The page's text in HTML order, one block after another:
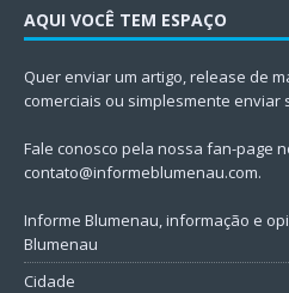
AQUI VOCÊ TEM ESPAÇO
Quer enviar um artigo, release de
comerciais ou simplesmente enviar
Fale conosco pela nossa fan-page
contato@informeblumenau.com.
Informe Blumenau, informação e
Blumenau
Cidade